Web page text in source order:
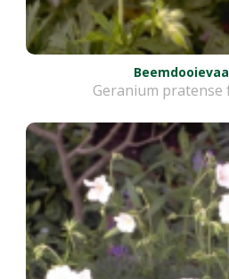
Geranium pratense